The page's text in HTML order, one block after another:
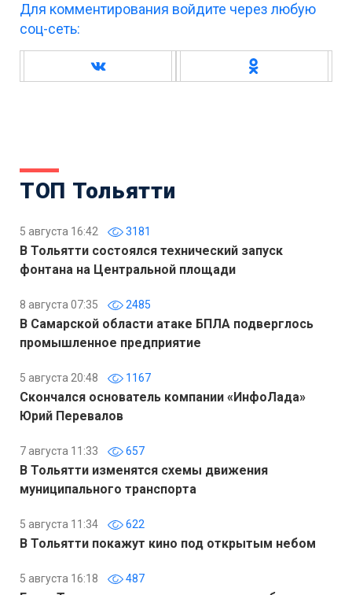
Для комментирования войдите через любую
соц-сеть:
ТОП Тольятти
5 августа 16:42 3181
В Тольятти состоялся технический запуск
фонтана на Центральной площади
8 августа 07:35 2485
В Самарской области атаке БПЛА подверглось
промышленное предприятие
5 августа 20:48 1167
Скончался основатель компании «ИнфоЛада»
Юрий Перевалов
7 августа 11:33 657
В Тольятти изменятся схемы движения
муниципального транспорта
5 августа 11:34 622
В Тольятти покажут кино под открытым небом
5 августа 16:18 487